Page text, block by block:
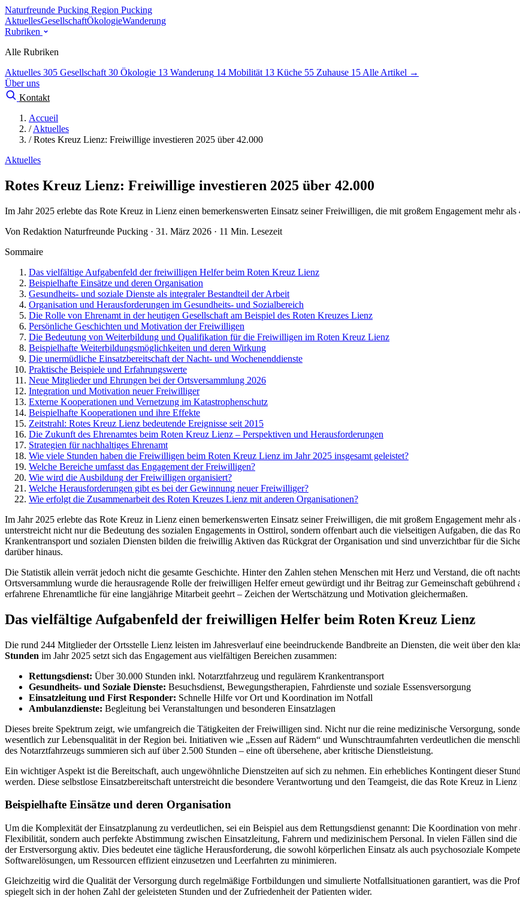
Naturfreunde Pucking Region Pucking
AktuellesGesellschaftÖkologieWanderung
Rubriken
Alle Rubriken
Aktuelles 305 Gesellschaft 30 Ökologie 13 Wanderung 14 Mobilität 13 Küche 55 Zuhause 15 Alle Artikel →
Über uns
Kontakt
Accueil
/ Aktuelles
/ Rotes Kreuz Lienz: Freiwillige investieren 2025 über 42.000
Aktuelles
Rotes Kreuz Lienz: Freiwillige investieren 2025 über 42.000
Im Jahr 2025 erlebte das Rote Kreuz in Lienz einen bemerkenswerten Einsatz seiner Freiwilligen, die mit großem Engagement mehr als
Von Redaktion Naturfreunde Pucking · 31. März 2026 · 11 Min. Lesezeit
Sommaire
Das vielfältige Aufgabenfeld der freiwilligen Helfer beim Roten Kreuz Lienz
Beispielhafte Einsätze und deren Organisation
Gesundheits- und soziale Dienste als integraler Bestandteil der Arbeit
Organisation und Herausforderungen im Gesundheits- und Sozialbereich
Die Rolle von Ehrenamt in der heutigen Gesellschaft am Beispiel des Roten Kreuzes Lienz
Persönliche Geschichten und Motivation der Freiwilligen
Die Bedeutung von Weiterbildung und Qualifikation für die Freiwilligen im Roten Kreuz Lienz
Beispielhafte Weiterbildungsmöglichkeiten und deren Wirkung
Die unermüdliche Einsatzbereitschaft der Nacht- und Wochenenddienste
Praktische Beispiele und Erfahrungswerte
Neue Mitglieder und Ehrungen bei der Ortsversammlung 2026
Integration und Motivation neuer Freiwilliger
Externe Kooperationen und Vernetzung im Katastrophenschutz
Beispielhafte Kooperationen und ihre Effekte
Zeitstrahl: Rotes Kreuz Lienz bedeutende Ereignisse seit 2015
Die Zukunft des Ehrenamtes beim Roten Kreuz Lienz – Perspektiven und Herausforderungen
Strategien für nachhaltiges Ehrenamt
Wie viele Stunden haben die Freiwilligen beim Roten Kreuz Lienz im Jahr 2025 insgesamt geleistet?
Welche Bereiche umfasst das Engagement der Freiwilligen?
Wie wird die Ausbildung der Freiwilligen organisiert?
Welche Herausforderungen gibt es bei der Gewinnung neuer Freiwilliger?
Wie erfolgt die Zusammenarbeit des Roten Kreuzes Lienz mit anderen Organisationen?
Im Jahr 2025 erlebte das Rote Kreuz in Lienz einen bemerkenswerten Einsatz seiner Freiwilligen, die mit großem Engagement mehr
unterstreicht nicht nur die Bedeutung des sozialen Engagements in Osttirol, sondern offenbart auch die vielseitigen Aufgaben, die das
Krankentransport und sozialen Diensten bilden die freiwillig Aktiven das Rückgrat der Organisation und sind unverzichtbar für die
darüber hinaus.
Die Statistik allein verrät jedoch nicht die gesamte Geschichte. Hinter den Zahlen stehen Menschen mit Herz und Verstand, die oft
Ortsversammlung wurde die herausragende Rolle der freiwilligen Helfer erneut gewürdigt und ihr Beitrag zur Gemeinschaft
erfahrene Ehrenamtliche für eine langjährige Mitarbeit geehrt – Zeichen der Wertschätzung und Motivation gleichermaßen.
Das vielfältige Aufgabenfeld der freiwilligen Helfer beim Roten Kreuz Lienz
Die rund 244 Mitglieder der Ortsstelle Lienz leisten im Jahresverlauf eine beeindruckende Bandbreite an Diensten, die weit über den
Stunden im Jahr 2025 setzt sich das Engagement aus vielfältigen Bereichen zusammen:
Rettungsdienst: Über 30.000 Stunden inkl. Notarztfahrzeug und regulärem Krankentransport
Gesundheits- und Soziale Dienste: Besuchsdienst, Bewegungstherapien, Fahrdienste und soziale Essensversorgung
Einsatzleitung und First Responder: Schnelle Hilfe vor Ort und Koordination im Notfall
Ambulanzdienste: Begleitung bei Veranstaltungen und besonderen Einsatzlagen
Dieses breite Spektrum zeigt, wie umfangreich die Tätigkeiten der Freiwilligen sind. Nicht nur die reine medizinische Versorgung,
wesentlich zur Lebensqualität in der Region bei. Initiativen wie „Essen auf Rädern“ und Wunschtraumfahrten verdeutlichen die
des Notarztfahrzeugs summieren sich auf über 2.500 Stunden – eine oft übersehene, aber kritische Dienstleistung.
Ein wichtiger Aspekt ist die Bereitschaft, auch ungewöhnliche Dienstzeiten auf sich zu nehmen. Ein erhebliches Kontingent dieser
werden. Diese selbstlose Einsatzbereitschaft unterstreicht die besondere Verantwortung und den Teamgeist, die das Rote Kreuz in Lienz
Beispielhafte Einsätze und deren Organisation
Um die Komplexität der Einsatzplanung zu verdeutlichen, sei ein Beispiel aus dem Rettungsdienst genannt: Die Koordination von
Flexibilität, sondern auch perfekte Abstimmung zwischen Einsatzleitung, Fahrern und medizinischem Personal. In vielen Fällen sind
der Erstversorgung aktiv. Dies bedeutet eine tägliche Herausforderung, die sowohl körperlichen Einsatz als auch psychosoziale
Softwarelösungen, um Ressourcen effizient einzusetzen und Leerfahrten zu minimieren.
Gleichzeitig wird die Qualität der Versorgung durch regelmäßige Fortbildungen und simulierte Notfallsituationen garantiert, was die
spiegelt sich in der hohen Zahl der geleisteten Stunden und der Zufriedenheit der Patienten wider.